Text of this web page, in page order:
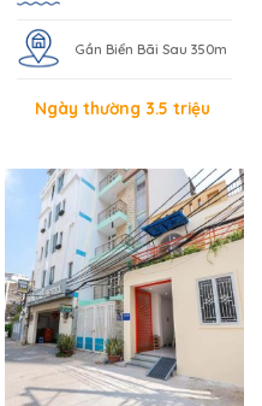
Gần Biển Bãi Sau 350m
Ngày thường 3.5 triệu